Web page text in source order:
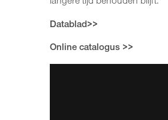
langere tijd behouden blijft.
Datablad>>
Online catalogus >>